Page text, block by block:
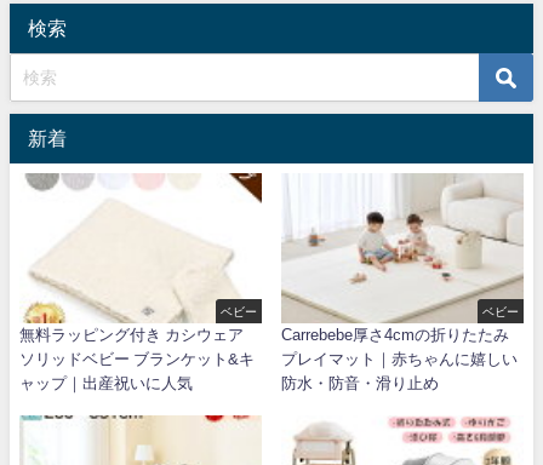
検索
新着
ベビー
無料ラッピング付き カシウェア
ソリッドベビー ブランケット&キ
ャップ｜出産祝いに人気
ベビー
Carrebebe厚さ4cmの折りたたみ
プレイマット｜赤ちゃんに嬉しい
防水・防音・滑り止め